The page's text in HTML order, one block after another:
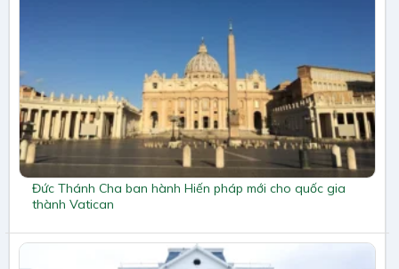
Đức Thánh Cha ban hành Hiến pháp mới cho quốc gia
thành Vatican